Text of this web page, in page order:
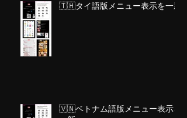
🇹🇭タイ語版メニュー表示を一新
🇻🇳ベトナム語版メニュー表示を